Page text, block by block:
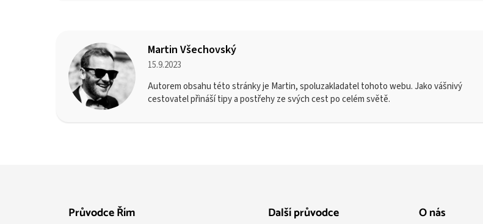
Martin Všechovský
15.9.2023
Autorem obsahu této stránky je Martin, spoluzakladatel tohoto webu. Jako vášnivý
cestovatel přináší tipy a postřehy ze svých cest po celém světě.
Průvodce Řím Další průvodce O nás